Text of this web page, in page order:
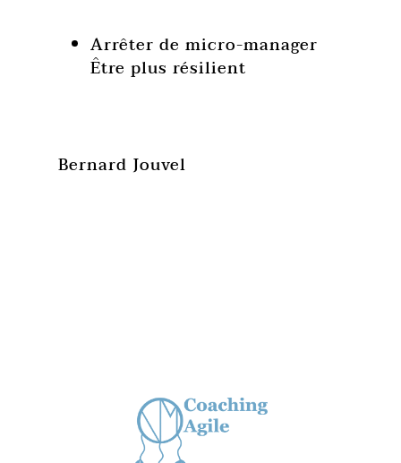
Arrêter de micro-manager
Être plus résilient
Bernard Jouvel